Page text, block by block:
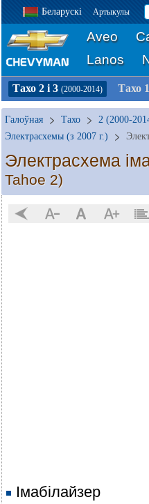
Беларускі Артыкулы
Aveo
Lanos
Тахо 2 і 3 (2000-2014) Тахо 1
Галоўная Тахо 2 (2000-
Электрасхемы (з 2007 г.)
Электрасхема
Tahoe 2)
Імабілайзер